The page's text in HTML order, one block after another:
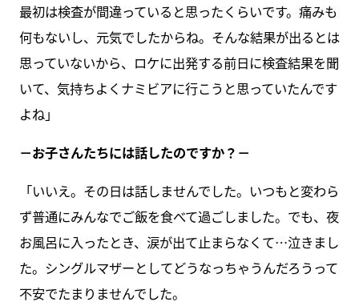
最初は検査が間違っていると思ったくらいです。痛みも
何もないし、元気でしたからね。そんな結果が出るとは
思っていないから、ロケに出発する前日に検査結果を聞
いて、気持ちよくナミビアに行こうと思っていたんです
よね」
－お子さんたちには話したのですか？－
「いいえ。その日は話しませんでした。いつもと変わら
ず普通にみんなでご飯を食べて過ごしました。でも、夜
お風呂に入ったとき、涙が出て止まらなくて…泣きまし
た。シングルマザーとしてどうなっちゃうんだろうって
不安でたまりませんでした。